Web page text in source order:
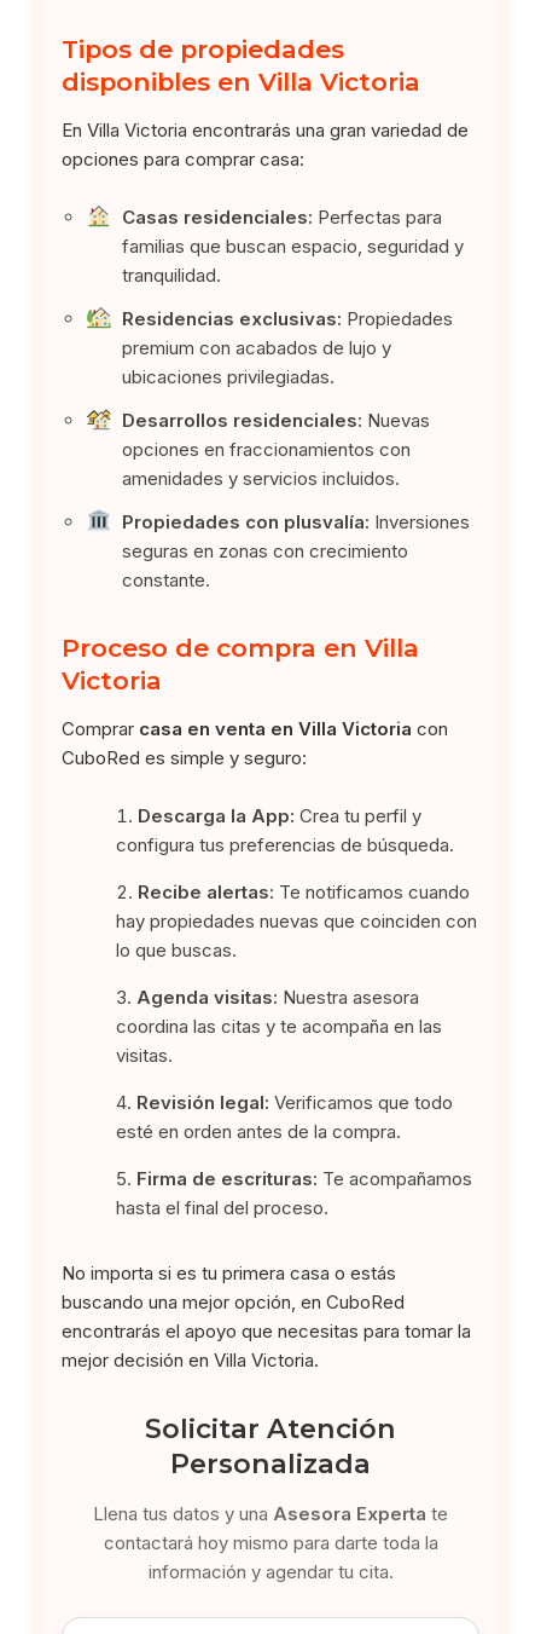
Tipos de propiedades
disponibles en Villa Victoria
En Villa Victoria encontrarás una gran variedad de
opciones para comprar casa:
Casas residenciales: Perfectas para
familias que buscan espacio, seguridad y
tranquilidad.
Residencias exclusivas: Propiedades
premium con acabados de lujo y
ubicaciones privilegiadas.
Desarrollos residenciales: Nuevas
opciones en fraccionamientos con
amenidades y servicios incluidos.
Propiedades con plusvalía: Inversiones
seguras en zonas con crecimiento
constante.
Proceso de compra en Villa
Victoria
Comprar casa en venta en Villa Victoria con
CuboRed es simple y seguro:
Descarga la App: Crea tu perfil y
configura tus preferencias de búsqueda.
Recibe alertas: Te notificamos cuando
hay propiedades nuevas que coinciden con
lo que buscas.
Agenda visitas: Nuestra asesora
coordina las citas y te acompaña en las
visitas.
Revisión legal: Verificamos que todo
esté en orden antes de la compra.
Firma de escrituras: Te acompañamos
hasta el final del proceso.
No importa si es tu primera casa o estás
buscando una mejor opción, en CuboRed
encontrarás el apoyo que necesitas para tomar la
mejor decisión en Villa Victoria.
Solicitar Atención
Personalizada
Llena tus datos y una Asesora Experta te
contactará hoy mismo para darte toda la
información y agendar tu cita.